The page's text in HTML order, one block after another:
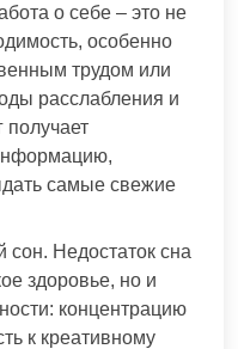
о себе – это не
особенно
трудом или
расслабления и
получает
самые свежие
сон. Недостаток сна
здоровье, но и
концентрацию
к креативному